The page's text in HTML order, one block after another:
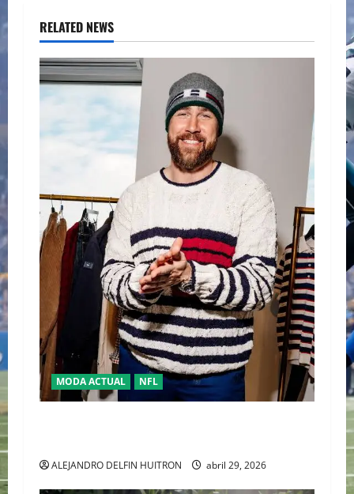
RELATED NEWS
MODA ACTUAL NFL
ALEJANDRO DELFIN HUITRON abril 29, 2026